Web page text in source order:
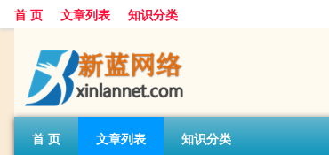
首 页 文章列表 知识分类
首 页 文章列表 知识分类